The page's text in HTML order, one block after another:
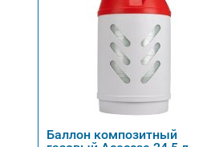
Баллон композитный